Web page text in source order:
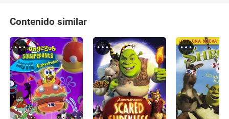
Contenido similar